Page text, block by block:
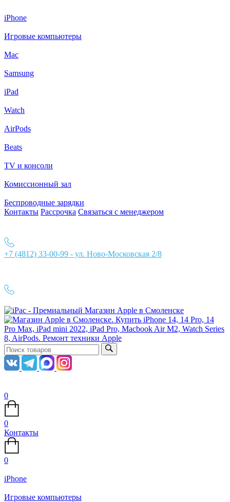
iPhone
Игровые компьютеры
Mac
Samsung
iPad
Watch
AirPods
Beats
TV и консоли
Комиссионный зал
Беспроводные зарядки
Контакты Рассрочка Связаться с менеджером
+7 (4812) 33-00-99 - ул. Ново-Московская 2/8
0
0
Контакты
0
iPhone
Игровые компьютеры